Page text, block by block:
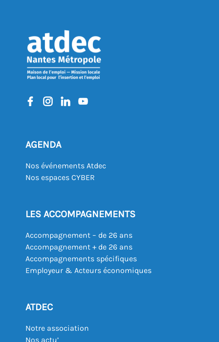
AGENDA
Nos événements Atdec
Nos espaces CYBER
LES ACCOMPAGNEMENTS
Accompagnement – de 26 ans
Accompagnement + de 26 ans
Accompagnements spécifiques
Employeur & Acteurs économiques
ATDEC
Notre association
Nos actu’